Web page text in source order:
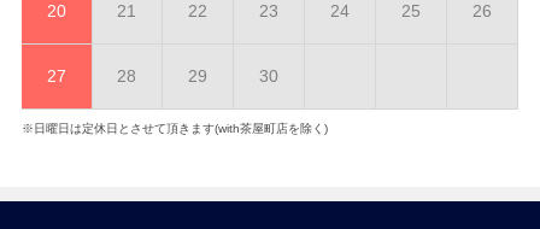
20 21 22 23 24 25 26
27 28 29 30
※日曜日は定休日とさせて頂きます(with茶屋町店を除く)